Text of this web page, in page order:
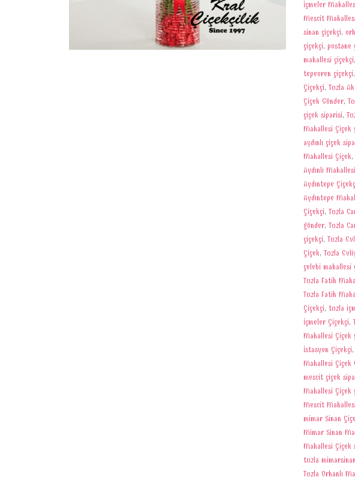
İçmeler
Mescit
sinan çiçekçi,
çiçekçi, postane
mahallesi çiçekçi,
tepeoren çiçekçi,
Çiçekçi,Tuzla
Çiçek Gönder,
çiçek siparisi,
Mahallesi Çiçek
aydınlı çiçek
Mahallesi Çiçek,
Aydınlı
Aydıntepe
Aydıntepe
Çiçekçi,Tuzla
gönder,Tuzla
çiçekçi,Tuzla
Çiçek,Tuzla
çelebi mahallesi
Tuzla Fatih
Tuzla Fatih
Çiçekçi, tuzla
İçmeler Çiçekçi,
Mahallesi Çiçek
İstasyon Çiçekçi
Mahallesi Çiçek
mescit çiçek
Mahallesi Çiçek
Mescit
mimar Sinan
Mimar Sinan
Mahallesi Çiçek
tuzla
Tuzla Orhanlı